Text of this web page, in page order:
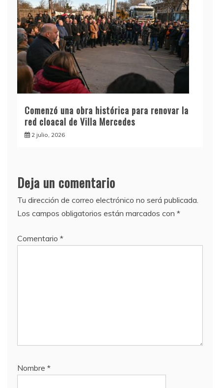
Comenzó una obra histórica para renovar la
red cloacal de Villa Mercedes
2 julio, 2026
Deja un comentario
Tu dirección de correo electrónico no será publicada.
Los campos obligatorios están marcados con *
Comentario *
Nombre *